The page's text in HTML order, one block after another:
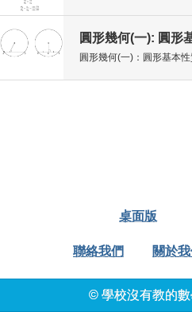
圓形幾何(一)：圓形基本
桌面版
聯絡我們 關於我
© 學校沒有教的